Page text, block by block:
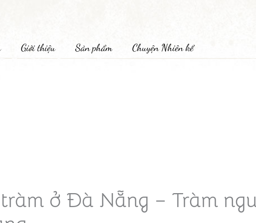
Giới thiệu Sản phẩm Chuyện Nhiên kể
ở Đà Nẵng – Tràm